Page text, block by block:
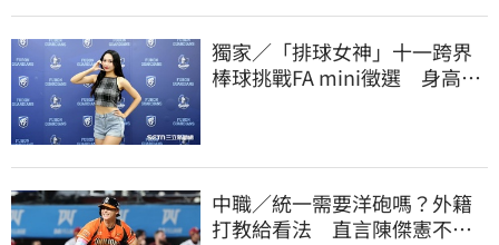
獨家／「排球女神」十一跨界
棒球挑戰FA mini徵選 身高
中職／統一需要洋砲嗎？外籍
打教給看法 直言陳傑憲不能